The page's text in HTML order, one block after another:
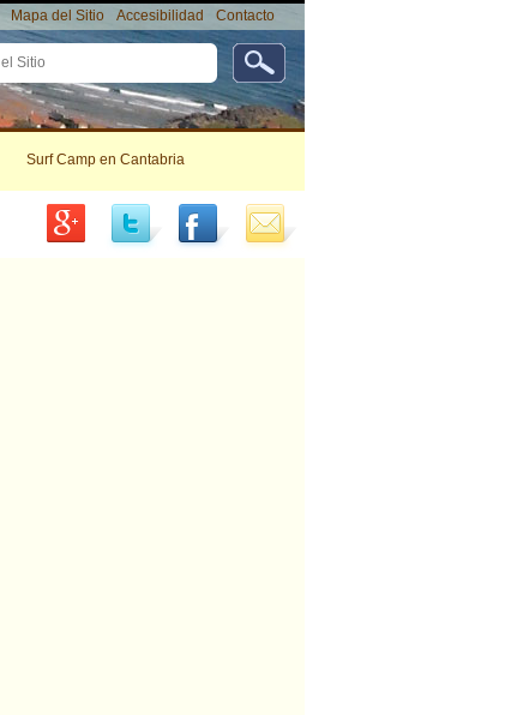
Mapa del Sitio Accesibilidad Contacto
Herramientas
Surf Camp en Cantabria